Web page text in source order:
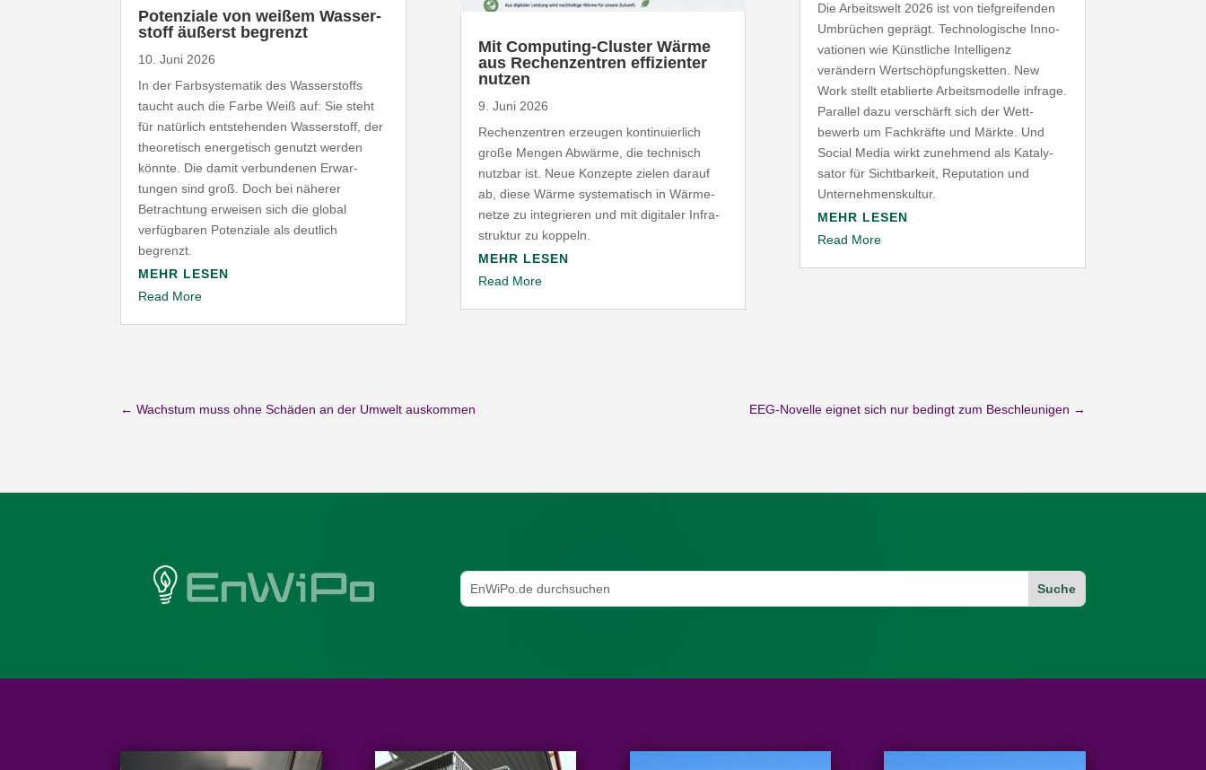
Poten­ziale von weißem Wasser­
stoff äußerst begrenzt
10. Juni 2026
In der Farb­sys­te­matik des Wasser­stoffs
taucht auch die Farbe Weiß auf: Sie steht
für natürlich entste­henden Wasser­stoff, der
theo­re­tisch ener­ge­tisch genutzt werden
könnte. Die damit verbun­denen Erwar­
tungen sind groß. Doch bei näherer
Betrachtung erweisen sich die global
verfüg­baren Poten­ziale als deutlich
begrenzt.
MEHR LESEN
Read More
Mit Computing-​Cluster Wärme
aus Rechen­zentren effi­zi­enter
nutzen
9. Juni 2026
Rechen­zentren erzeugen konti­nu­ierlich
große Mengen Abwärme, die technisch
nutzbar ist. Neue Konzepte zielen darauf
ab, diese Wärme syste­ma­tisch in Wärme­
netze zu inte­grieren und mit digitaler Infra­
struktur zu koppeln.
MEHR LESEN
Read More
Die Arbeitswelt 2026 ist von tief­grei­fenden
Umbrüchen geprägt. Tech­no­lo­gische Inno­
va­tionen wie Künst­liche Intel­ligenz
verändern Wert­schöp­fungs­ketten. New
Work stellt etablierte Arbeits­mo­delle infrage.
Parallel dazu verschärft sich der Wett­
bewerb um Fach­kräfte und Märkte. Und
Social Media wirkt zunehmend als Kata­ly­
sator für Sicht­barkeit, Repu­tation und
Unternehmenskultur.
MEHR LESEN
Read More
←Wachstum muss ohne Schäden an der Umwelt auskommen EEG-Novelle eignet sich nur bedingt zum Beschleunigen →